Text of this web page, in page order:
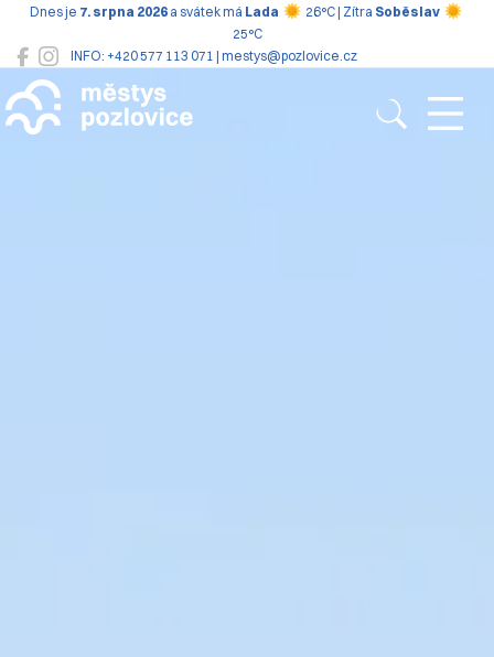
INFO: +420 577 113 071 | mestys@pozlovice.cz
Dnes je 7. srpna 2026 a svátek má Lada 26°C | Zítra Soběslav
25°C
Pozlovice